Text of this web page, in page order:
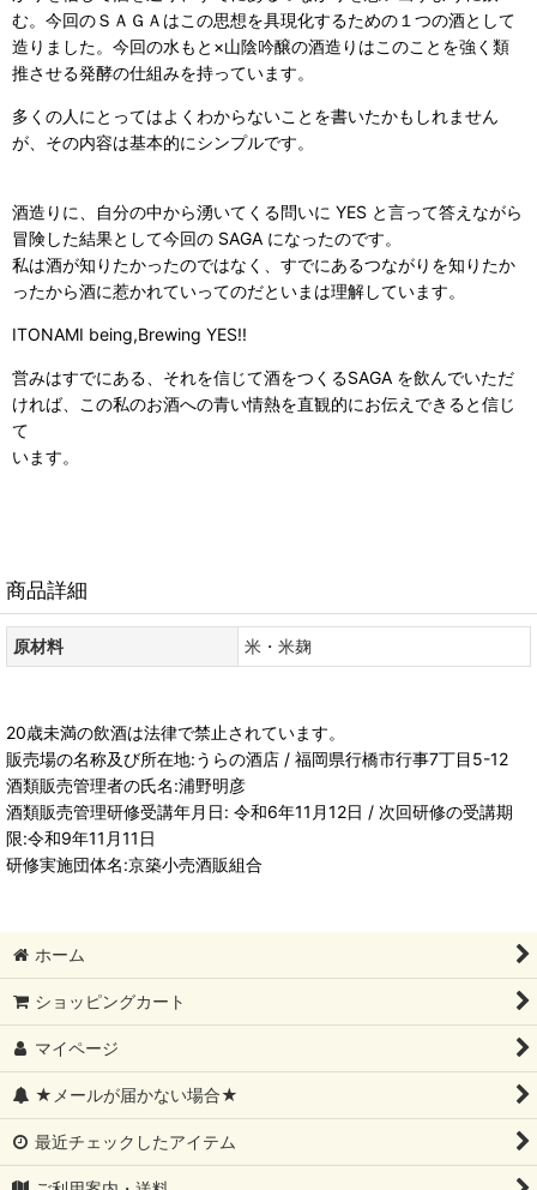
む。今回のＳＡＧＡはこの思想を具現化するための１つの酒として
造りました。今回の水もと×山陰吟醸の酒造りはこのことを強く類
推させる発酵の仕組みを持っています。
多くの人にとってはよくわからないことを書いたかもしれません
が、その内容は基本的にシンプルです。
酒造りに、自分の中から湧いてくる問いに YES と言って答えながら
冒険した結果として今回の SAGA になったのです。
私は酒が知りたかったのではなく、すでにあるつながりを知りたか
ったから酒に惹かれていってのだといまは理解しています。
ITONAMI being,Brewing YES!!
営みはすでにある、それを信じて酒をつくるSAGA を飲んでいただ
ければ、この私のお酒への青い情熱を直観的にお伝えできると信じ
て
います。
商品詳細
原材料 米・米麹
20歳未満の飲酒は法律で禁止されています。
販売場の名称及び所在地:うらの酒店 / 福岡県行橋市行事7丁目5-12
酒類販売管理者の氏名:浦野明彦
酒類販売管理研修受講年月日: 令和6年11月12日 / 次回研修の受講期
限:令和9年11月11日
研修実施団体名:京築小売酒販組合
ホーム
ショッピングカート
マイページ
★メールが届かない場合★
最近チェックしたアイテム